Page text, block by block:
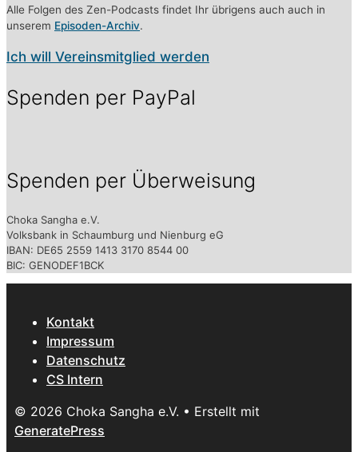
Alle Folgen des Zen-Podcasts findet Ihr übrigens auch auch in
unserem Episoden-Archiv.
Ich will Vereinsmitglied werden
Spenden per PayPal
Spenden per Überweisung
Choka Sangha e.V.
Volksbank in Schaumburg und Nienburg eG
IBAN: DE65 2559 1413 3170 8544 00
BIC: GENODEF1BCK
Kontakt
Impressum
Datenschutz
CS Intern
© 2026 Choka Sangha e.V. • Erstellt mit
GeneratePress